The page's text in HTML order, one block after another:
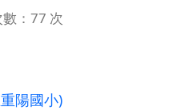
：77 次
陽國小)